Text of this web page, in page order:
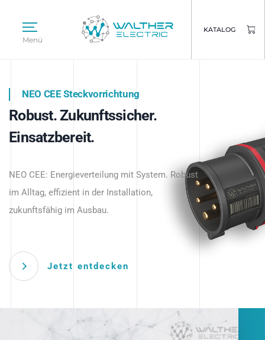
Menü
KATALOG
Intelligente Stromverteilung
beginnt hier.
NEO CEE Steckvorrichtung
Robust. Zukunftssicher.
Einsatzbereit.
NEO CEE: Energieverteilung mit System. Robust
im Alltag, effizient in der Installation,
zukunftsfähig im Ausbau.
Jetzt entdecken
Intelligenz trifft Energie.
Anwendungen – robust, IP-geschützt und
zukunftsfähig.